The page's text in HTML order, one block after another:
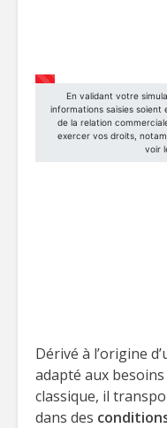
Dérivé à l’origine
adapté aux besoins
classique, il
dans des